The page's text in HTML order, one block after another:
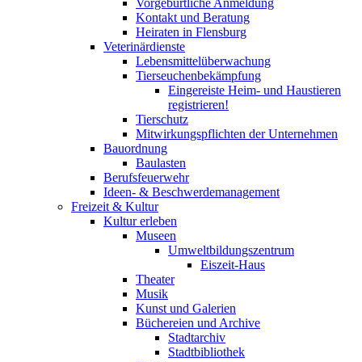
Vorgeburtliche Anmeldung
Kontakt und Beratung
Heiraten in Flensburg
Veterinärdienste
Lebensmittelüberwachung
Tierseuchenbekämpfung
Eingereiste Heim- und Haustieren
registrieren!
Tierschutz
Mitwirkungspflichten der Unternehmen
Bauordnung
Baulasten
Berufsfeuerwehr
Ideen- & Beschwerdemanagement
Freizeit & Kultur
Kultur erleben
Museen
Umweltbildungszentrum
Eiszeit-Haus
Theater
Musik
Kunst und Galerien
Büchereien und Archive
Stadtarchiv
Stadtbibliothek